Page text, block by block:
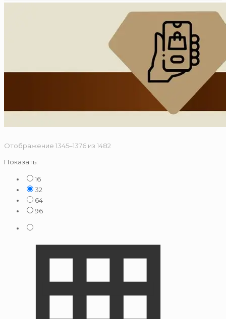
Отображение 1345–1376 из 1482
Показать:
16
32
64
96